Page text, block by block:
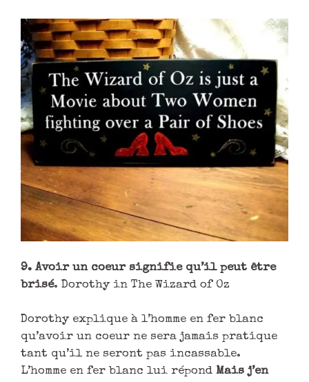
9. Avoir un coeur signifie qu’il peut être
brisé. Dorothy in The Wizard of Oz
Dorothy explique à l’homme en fer blanc
qu’avoir un coeur ne sera jamais pratique
tant qu’il ne seront pas incassable.
L’homme en fer blanc lui répond Mais j’en